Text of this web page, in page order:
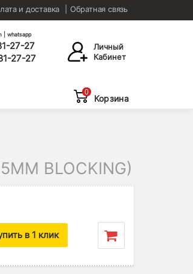
и доставка Обратная связь
| whatsapp
27-27
27-27
Личный
Кабинет
0
Корзина
BLOCKING)
в 1 клик